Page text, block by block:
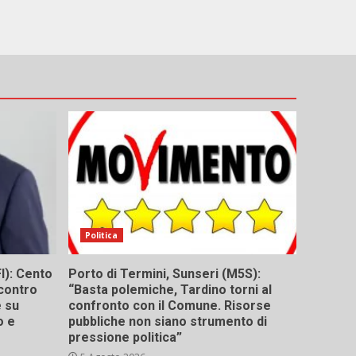
Cento
su
e
Politica
Porto di Termini, Sunseri (M5S):
“Basta polemiche, Tardino torni al
confronto con il Comune. Risorse
pubbliche non siano strumento di
pressione politica”